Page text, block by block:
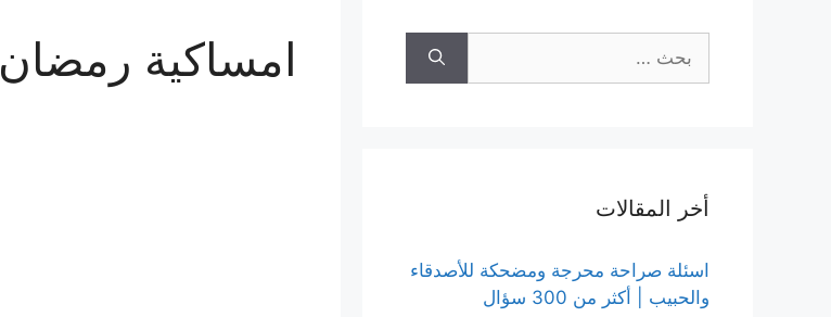
امساكية رمضان 2022 بيروت
عن:
أخر المقالات
اسئلة صراحة محرجة ومضحكة للأصدقاء
والحبيب | أكثر من 300 سؤال